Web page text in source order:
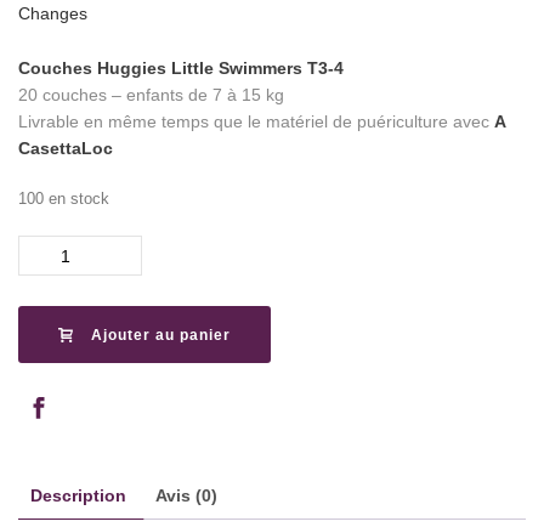
Changes
Couches Huggies Little Swimmers T3-4
20 couches – enfants de 7 à 15 kg
Livrable en même temps que le matériel de puériculture avec A
CasettaLoc
100 en stock
quantité
de
Couches
Swimmers
Ajouter au panier
Description Avis (0)